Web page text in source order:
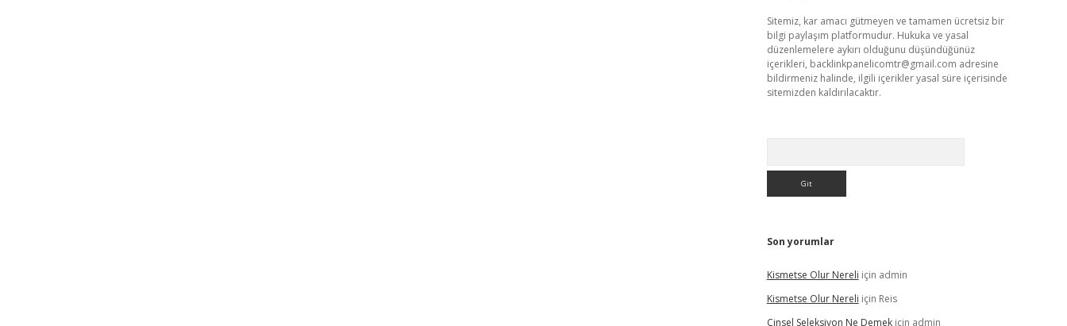
Sitemiz, kar amacı gütmeyen ve tamamen ücretsiz bir
bilgi paylaşım platformudur. Hukuka ve yasal
düzenlemelere aykırı olduğunu düşündüğünüz
içerikleri, backlinkpanelicomtr@gmail.com adresine
bildirmeniz halinde, ilgili içerikler yasal süre içerisinde
sitemizden kaldırılacaktır.
Son yorumlar
Kismetse Olur Nereli için admin
Kismetse Olur Nereli için Reis
Cinsel Seleksiyon Ne Demekiçin admin